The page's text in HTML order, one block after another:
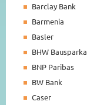
Barclay Bank
Barmenia
Basler
BHW
BNP Paribas
BW Bank
Caser